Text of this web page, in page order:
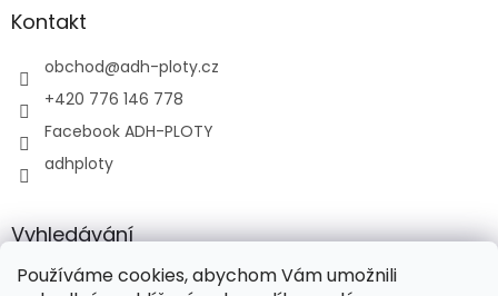
Používáme cookies, abychom Vám umožnili
Kontakt
obchod@adh-ploty.cz
+420 776 146 778
Facebook ADH-PLOTY
adhploty
Vyhledávání